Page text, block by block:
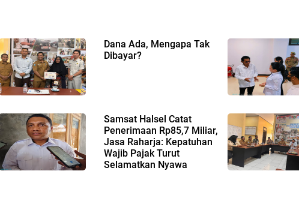
Dana Ada, Mengapa Tak
Dibayar?
Samsat Halsel Catat
Penerimaan Rp85,7 Miliar,
Jasa Raharja: Kepatuhan
Wajib Pajak Turut
Selamatkan Nyawa